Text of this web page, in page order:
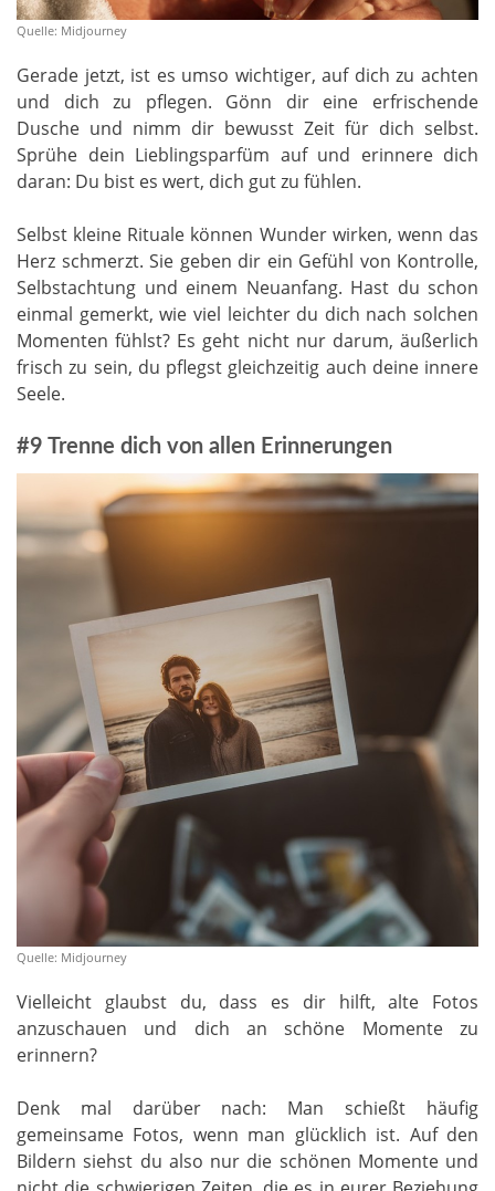
Quelle: Midjourney
Gerade jetzt, ist es umso wichtiger, auf dich zu achten
und dich zu pflegen. Gönn dir eine erfrischende
Dusche und nimm dir bewusst Zeit für dich selbst.
Sprühe dein Lieblingsparfüm auf und erinnere dich
daran: Du bist es wert, dich gut zu fühlen.
Selbst kleine Rituale können Wunder wirken, wenn das
Herz schmerzt. Sie geben dir ein Gefühl von Kontrolle,
Selbstachtung und einem Neuanfang. Hast du schon
einmal gemerkt, wie viel leichter du dich nach solchen
Momenten fühlst? Es geht nicht nur darum, äußerlich
frisch zu sein, du pflegst gleichzeitig auch deine innere
Seele.
#9 Trenne dich von allen Erinnerungen
Quelle: Midjourney
Vielleicht glaubst du, dass es dir hilft, alte Fotos
anzuschauen und dich an schöne Momente zu
erinnern?
Denk mal darüber nach: Man schießt häufig
gemeinsame Fotos, wenn man glücklich ist. Auf den
Bildern siehst du also nur die schönen Momente und